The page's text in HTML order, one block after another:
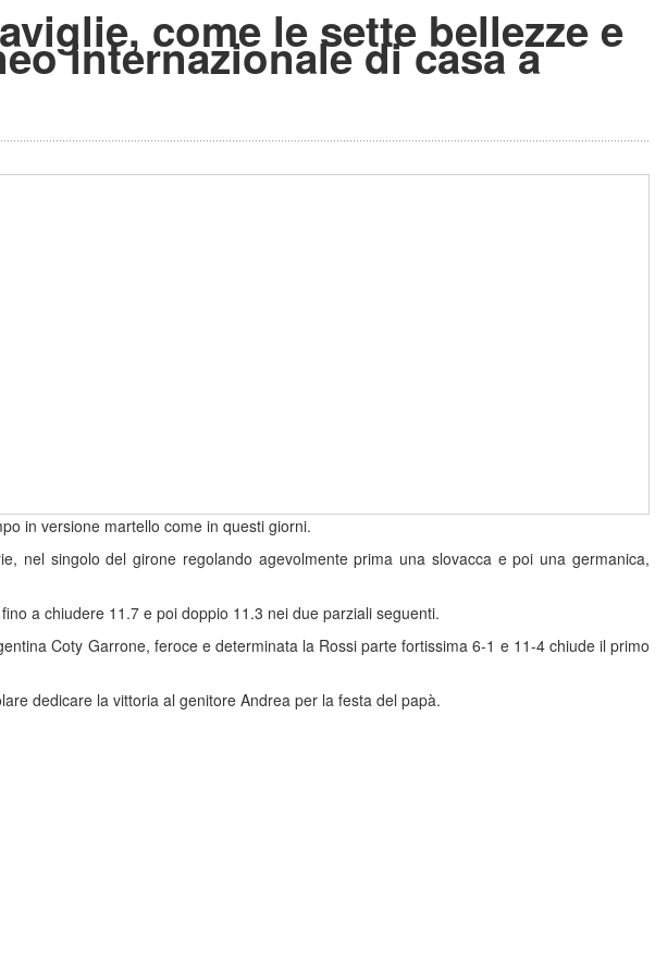
come le sette bellezze e
internazionale di casa a
in versione martello come in questi giorni.
nel singolo del girone regolando agevolmente prima una slovacca e poi una germanica,
a chiudere 11.7 e poi doppio 11.3 nei due parziali seguenti.
Coty Garrone, feroce e determinata la Rossi parte fortissima 6-1 e 11-4 chiude il primo
dedicare la vittoria al genitore Andrea per la festa del papà.